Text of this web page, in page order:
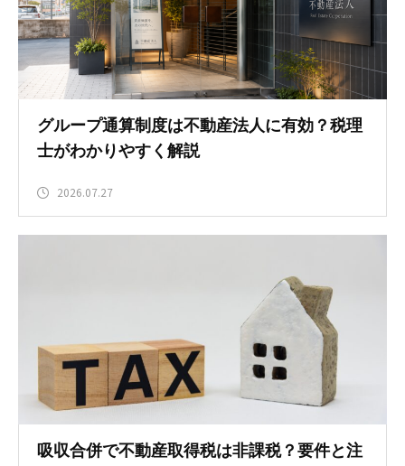
グループ通算制度は不動産法人に有効？税理
士がわかりやすく解説
2026.07.27
吸収合併で不動産取得税は非課税？要件と注